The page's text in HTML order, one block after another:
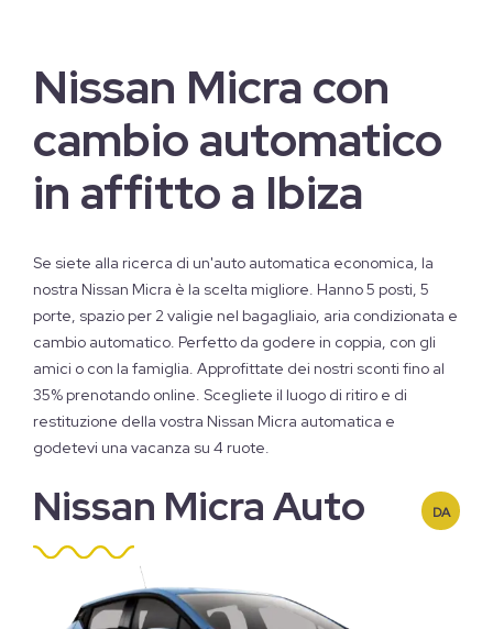
Nissan Micra con
cambio automatico
in affitto a Ibiza
Se siete alla ricerca di un'auto automatica economica, la
nostra Nissan Micra è la scelta migliore. Hanno 5 posti, 5
porte, spazio per 2 valigie nel bagagliaio, aria condizionata e
cambio automatico. Perfetto da godere in coppia, con gli
amici o con la famiglia. Approfittate dei nostri sconti fino al
35% prenotando online. Scegliete il luogo di ritiro e di
restituzione della vostra Nissan Micra automatica e
godetevi una vacanza su 4 ruote.
Nissan Micra Auto DA